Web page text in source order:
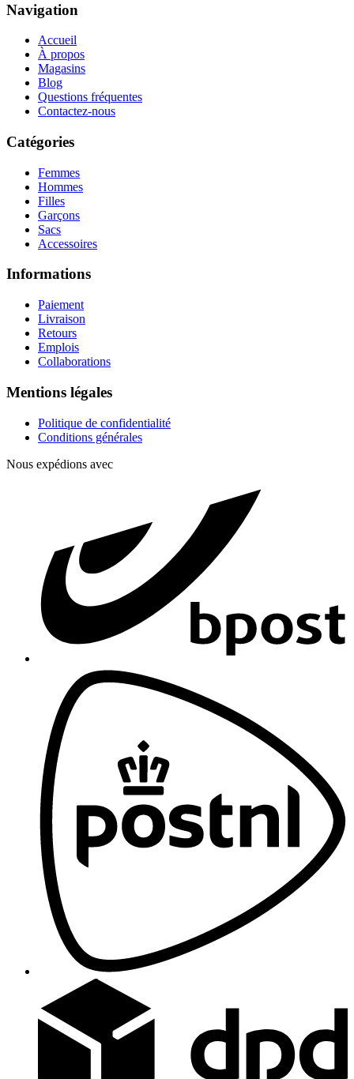
Navigation
Accueil
À propos
Magasins
Blog
Questions fréquentes
Contactez-nous
Catégories
Femmes
Hommes
Filles
Garçons
Sacs
Accessoires
Informations
Paiement
Livraison
Retours
Emplois
Collaborations
Mentions légales
Politique de confidentialité
Conditions générales
Nous expédions avec